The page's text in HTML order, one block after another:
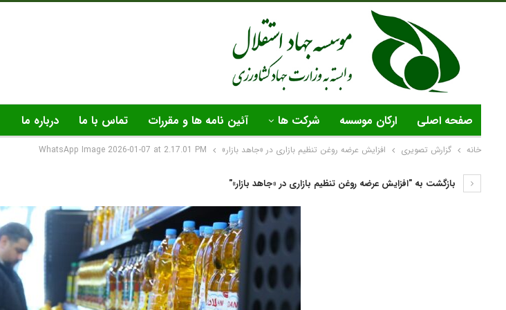
صفحه اصلی ارکان موسسه شرکت ها آئین نامه ها و مقررات تماس با ما درباره ما
خانه گزارش تصویری افزایش عرضه روغن تنظیم بازاری در «جاهد بازار» WhatsApp Image 2026-01-07 at 2.17.01 PM
بازگشت به "افزایش عرضه روغن تنظیم بازاری در «جاهد بازار»"